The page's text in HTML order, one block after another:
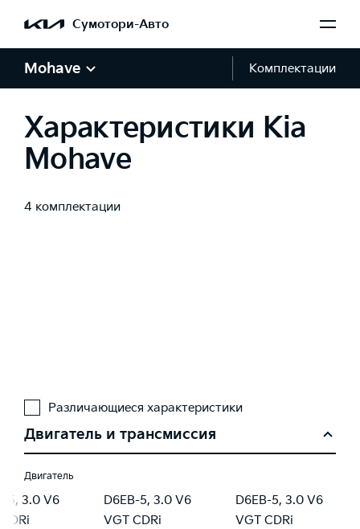
Сумотори-Авто
Mohave Комплектации
Характеристики Kia
Mohave
4 комплектации
Различающиеся характеристики
Двигатель и трансмиссия
Двигатель
5, 3.0 V6
D6EB-5, 3.0 V6
VGT CDRi
D6EB-5, 3.0 V6
VGT CDRi